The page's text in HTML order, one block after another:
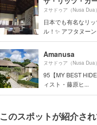
ヌサドゥア（Nusa Dua
日本でも有名なリ
ル！✨ アフタヌー
Amanusa
ヌサドゥア（Nusa Dua
95【MY BEST
ィスト・藤原ヒ...
このスポットが紹介さ